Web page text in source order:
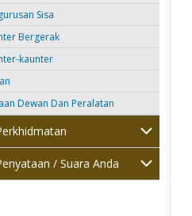
Sisa
Bergerak
kaunter
Dewan Dan Peralatan
/ Suara Anda